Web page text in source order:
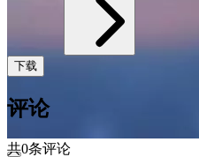
下载
评论
共0条评论